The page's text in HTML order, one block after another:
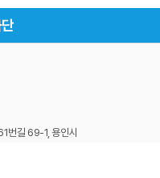
번길 69-1, 용인시